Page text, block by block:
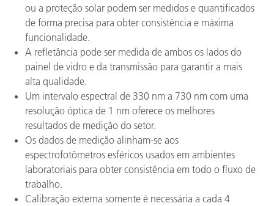
ou a proteção solar podem ser medidos e quantificados
de forma precisa para obter consistência e máxima
funcionalidade.
A refletância pode ser medida de ambos os lados do
painel de vidro e da transmissão para garantir a mais
alta qualidade.
Um intervalo espectral de 330 nm a 730 nm com uma
resolução óptica de 1 nm oferece os melhores
resultados de medição do setor.
Os dados de medição alinham-se aos
espectrofotômetros esféricos usados em ambientes
laboratoriais para obter consistência em todo o fluxo de
trabalho.
Calibração externa somente é necessária a cada 4